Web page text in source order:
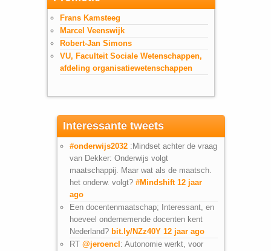
Frans Kamsteeg
Marcel Veenswijk
Robert-Jan Simons
VU, Faculteit Sociale Wetenschappen,
afdeling organisatiewetenschappen
Interessante tweets
#onderwijs2032 :Mindset achter de vraag
van Dekker: Onderwijs volgt
maatschappij. Maar wat als de maatsch.
het onderw. volgt? #Mindshift 12 jaar
ago
Een docentenmaatschap; Interessant, en
hoeveel ondernemende docenten kent
Nederland? bit.ly/NZz40Y 12 jaar ago
RT @jeroencl: Autonomie werkt, voor